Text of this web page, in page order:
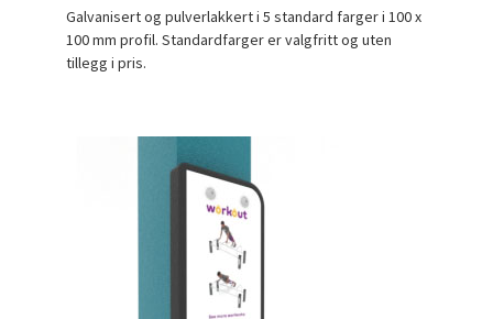
Galvanisert og pulverlakkert i 5 standard farger i 100 x
100 mm profil. Standardfarger er valgfritt og uten
tillegg i pris.